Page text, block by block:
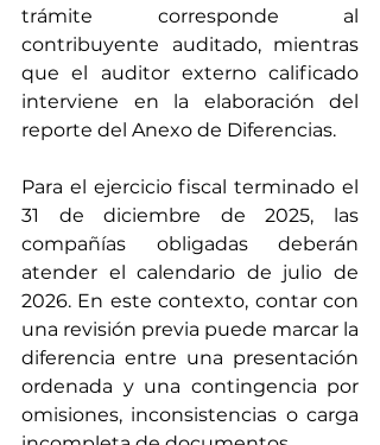
trámite corresponde al
contribuyente auditado, mientras
que el auditor externo calificado
interviene en la elaboración del
reporte del Anexo de Diferencias.
Para el ejercicio fiscal terminado el
31 de diciembre de 2025, las
compañías obligadas deberán
atender el calendario de julio de
2026. En este contexto, contar con
una revisión previa puede marcar la
diferencia entre una presentación
ordenada y una contingencia por
omisiones, inconsistencias o carga